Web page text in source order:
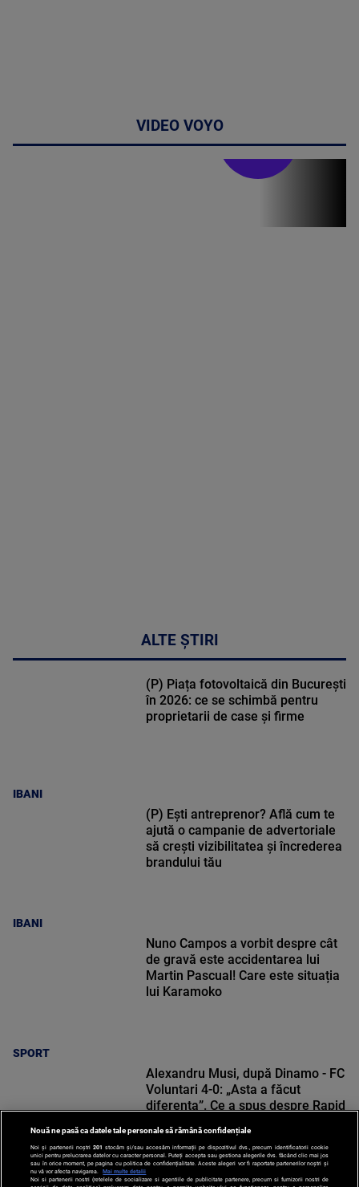
VIDEO VOYO
Stirile PRO TV
ALTE ȘTIRI
IBANI
(P) Piața fotovoltaică din București
în 2026: ce se schimbă pentru
proprietarii de case și firme
IBANI
(P) Ești antreprenor? Află cum te
ajută o campanie de advertoriale
să crești vizibilitatea și încrederea
brandului tău
SPORT
Nuno Campos a vorbit despre cât
de gravă este accidentarea lui
Martin Pascual! Care este situația
lui Karamoko
SPORT
Alexandru Musi, după Dinamo - FC
Voluntari 4-0: „Asta a făcut
diferența”. Ce a spus despre Rapid
Nouă ne pasă ca datele tale personale să rămână confidențiale
Noi și partenerii noștri 201 stocăm și/sau accesăm informații pe dispozitivul dvs., precum identificatorii cookie
unici pentru prelucrarea datelor cu caracter personal. Puteți accepta sau gestiona alegerile dvs. făcând clic mai jos
sau în orice moment, pe pagina cu politica de confidențialitate. Aceste alegeri vor fi raportate partenerilor noștri și
nu vă vor afecta navigarea.
Mai multe detalii
Noi si partenerii nostri (retelele de socializare si agentiile de publicitate partenere, precum si furnizorii nostri de